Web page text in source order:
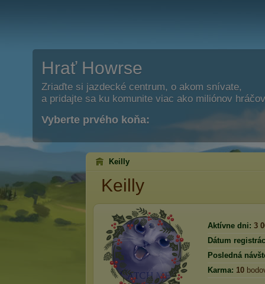
Hrať Howrse
Zriaďte si jazdecké centrum, o akom snívate,
a pridajte sa ku komunite viac ako miliónov
Vyberte prvého koňa:
Keilly
Keilly
Aktívne dni: 3
Dátum
Posledná
Karma: 10